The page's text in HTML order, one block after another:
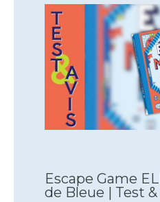
Escape Game
de Bleue | Test &